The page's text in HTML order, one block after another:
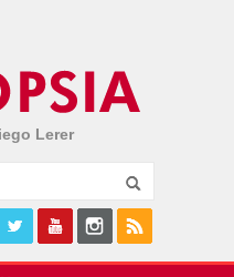
Lerer